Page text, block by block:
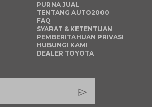
PURNA JUAL
TENTANG AUTO2000
FAQ
SYARAT & KETENTUAN
PEMBERITAHUAN PRIVASI
HUBUNGI KAMI
DEALER TOYOTA